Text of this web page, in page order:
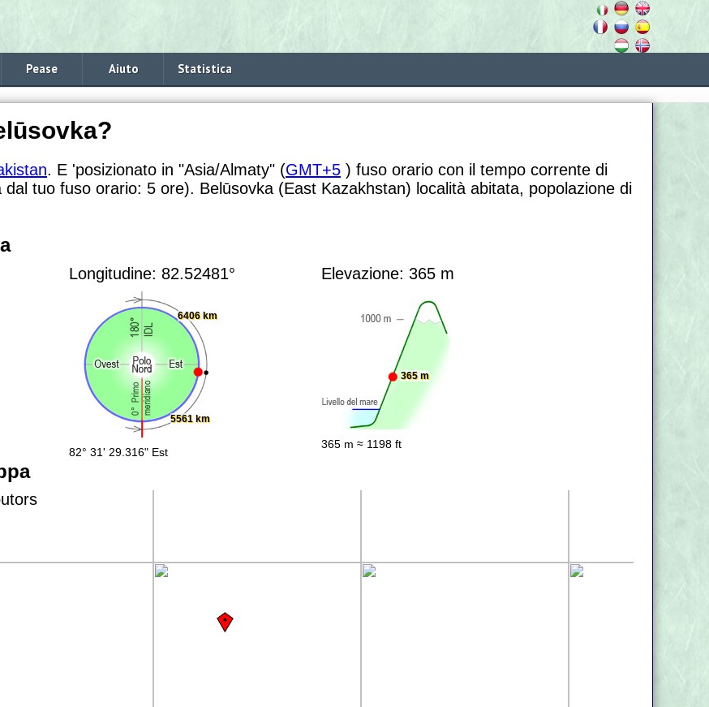
Pease Aiuto Statistica
. E 'posizionato in "Asia/Almaty" (GMT+5 ) fuso orario con il tempo corrente di
tuo fuso orario: 5 ore). Belūsovka (East Kazakhstan) località abitata, popolazione di
Longitudine: 82.52481°
5561 km
6406 km
82° 31' 29.316" Est
Elevazione: 365 m
365 m
365 m ≈ 1198 ft